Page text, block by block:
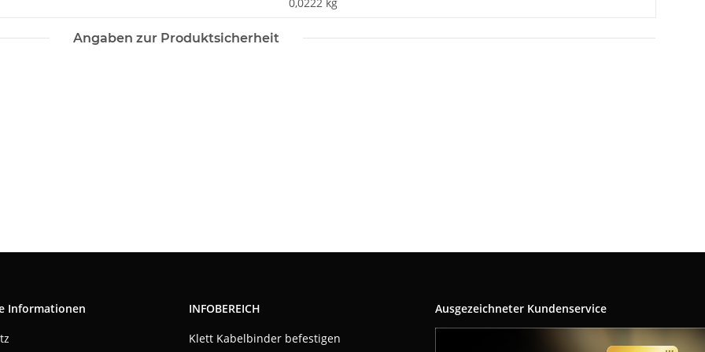
Angaben zur Produktsicherheit
Informationen INFOBEREICH
Klett Kabelbinder befestigen
Ausgezeichneter Kundenservice